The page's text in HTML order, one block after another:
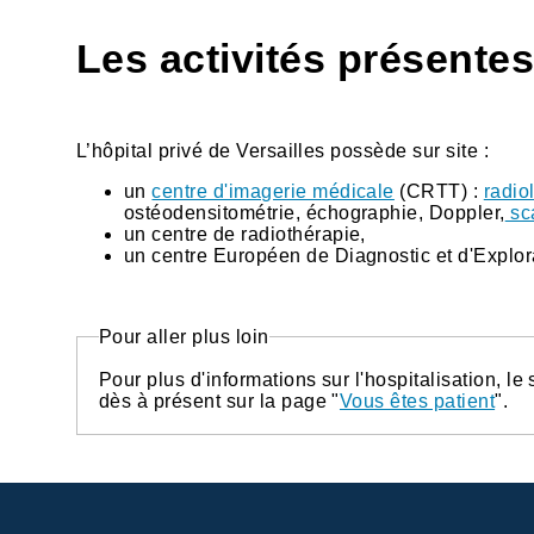
Les activités
L’hôpital privé de Versailles possède sur site :
uncentre d'imagerie médicale (CRTT) :
ostéodensitométrie, échographie, Doppler,
un centre de radiothérapie,
un centre Européen de Diagnostic et
Pour aller plus loin
Pour plus d'informations sur l'hospitalisation,
dès à présent sur la page "Vous êtes patient".